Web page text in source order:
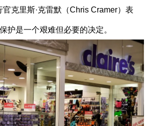
官克里斯·克雷默（Chris Cramer）表
护是一个艰难但必要的决定。